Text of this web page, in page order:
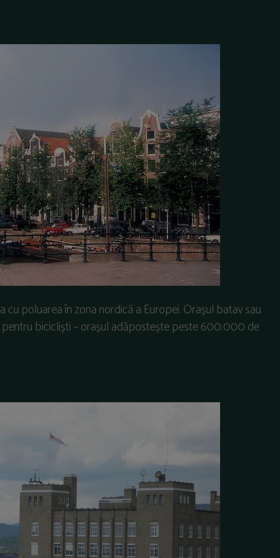
poluarea în zona nordică a Europei. Orașul batav sau
pentru bicicliști – orașul adăpostește peste 600.000 de